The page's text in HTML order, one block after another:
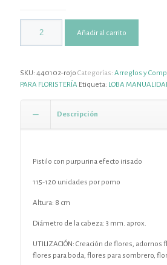
Añadir al carrito
SKU: 440102-rojo Categorías: Arreglos y
PARA FLORISTERÍA Etiqueta: LOBA
Descripción
Pistilo con purpurina efecto irisado
115-120 unidades por pomo
Altura: 8 cm
Diámetro de la cabeza: 3 mm. aprox.
UTILIZACIÓN: Creación de flores,
flores para boda, flores para sombrero,